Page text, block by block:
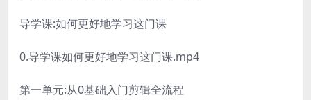
导学课:如何更好地学习这门课
0.导学课如何更好地学习这门课.mp4
第一单元:从0基础入门剪辑全流程